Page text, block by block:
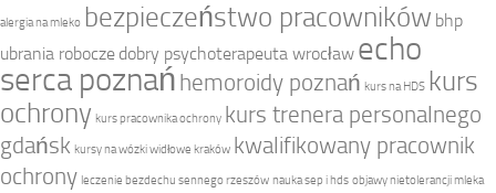
alergia na mleko bezpieczeństwo pracowników bhp
ubrania robocze dobry psychoterapeuta wrocław echo
serca poznań hemoroidy poznań kurs na HDS kurs
ochrony kurs pracownika ochrony kurs trenera personalnego
gdańsk kursy na wózki widłowe kraków kwalifikowany pracownik
ochrony leczenie bezdechu sennego rzeszów nauka sep i hds objawy nietolerancji mleka